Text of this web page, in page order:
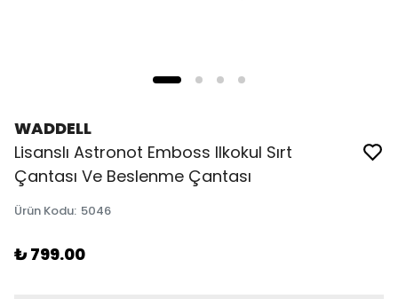
WADDELL
Lisanslı Astronot Emboss Ilkokul Sırt
Çantası Ve Beslenme Çantası
Ürün Kodu: 5046
₺ 799.00